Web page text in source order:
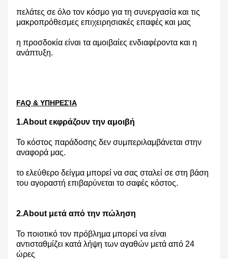
πελάτες σε όλο τον κόσμο για τη συνεργασία και τις
μακροπρόθεσμες επιχειρησιακές επαφές και μας
η προσδοκία είναι τα αμοιβαίες ενδιαφέροντα και η
ανάπτυξη.
FAQ & ΥΠΗΡΕΣΊΑ
1.About εκφράζουν την αμοιβή
Το κόστος παράδοσης δεν συμπεριλαμβάνεται στην
αναφορά μας.
το ελεύθερο δείγμα μπορεί να σας σταλεί σε στη βάση
του αγοραστή επιβαρύνεται το σαφές κόστος.
2.About μετά από την πώληση
Το ποιοτικό τον πρόβλημα μπορεί να είναι
αντισταθμίζει κατά λήψη των αγαθών μετά από 24
ώρες